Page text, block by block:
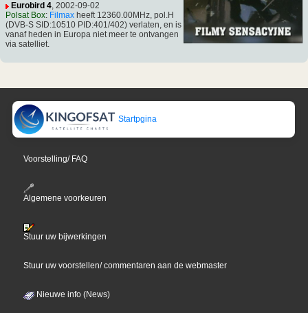
Eurobird 4, 2002-09-02
Polsat Box: Filmax heeft 12360.00MHz, pol.H
(DVB-S SID:10510 PID:401/402) verlaten, en is
vanaf heden in Europa niet meer te ontvangen
via satelliet.
Startpgina
Voorstelling/ FAQ
Algemene voorkeuren
Stuur uw bijwerkingen
Stuur uw voorstellen/ commentaren aan de webmaster
Nieuwe info (News)